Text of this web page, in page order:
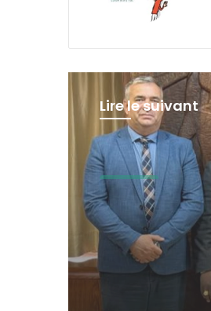
Lire le suivant
A La Une
7 août 2026 à 12h21min
Gabon :
mobilisé